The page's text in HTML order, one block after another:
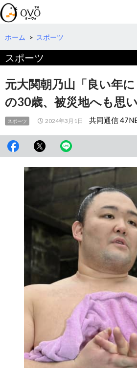
検
索
コ
テ
へ
動
ホーム > スポーツ
スポーツ
元大関朝乃山「良い年
の30歳、被災地へも思い
スポーツ 2024年3月1日 共同通信